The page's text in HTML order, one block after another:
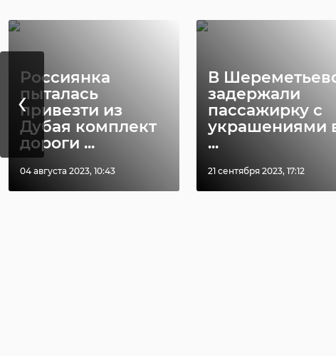
Россиянка
пыталась
привезти из
Дубая комплект
дороги ...
04 августа 2023, 10:43
В
задержали
пассажирку с
украшениями
...
21 сентября 2023, 17:12
‹